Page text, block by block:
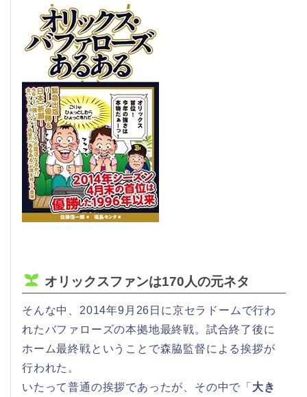
オリックスファンは170人の元ネタ
そんな中、2014年9月26日に京セラドームで行わ
れたバファローズの本拠地最終戦。試合終了後に
ホーム最終戦ということで森脇監督による挨拶が
行われた。
いたって普通の挨拶であったが、その中で「 大き